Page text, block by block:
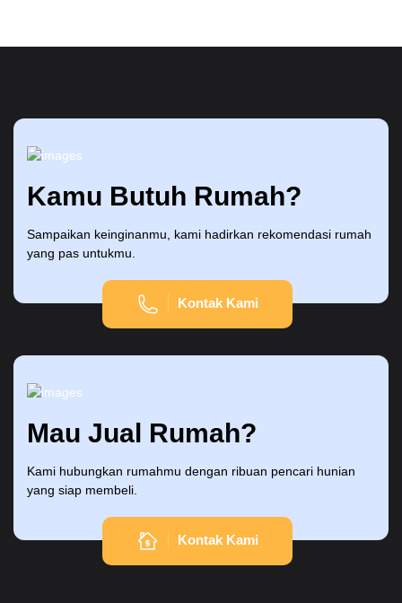
Kamu Butuh Rumah?
Sampaikan keinginanmu, kami hadirkan rekomendasi rumah
yang pas untukmu.
Kontak Kami
Mau Jual Rumah?
Kami hubungkan rumahmu dengan ribuan pencari hunian
yang siap membeli.
Kontak Kami